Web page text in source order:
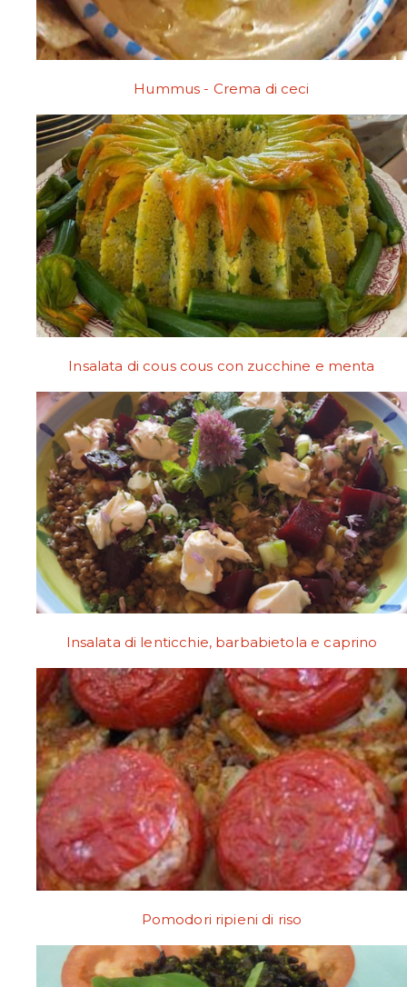
Hummus - Crema di ceci
Insalata di cous cous con zucchine e menta
Insalata di lenticchie, barbabietola e caprino
Pomodori ripieni di riso